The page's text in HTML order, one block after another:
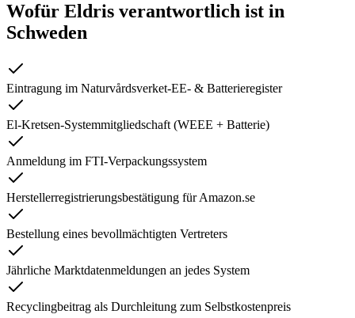
Wofür Eldris verantwortlich ist in
Schweden
Eintragung im Naturvårdsverket-EE- & Batterieregister
El-Kretsen-Systemmitgliedschaft (WEEE + Batterie)
Anmeldung im FTI-Verpackungssystem
Herstellerregistrierungsbestätigung für Amazon.se
Bestellung eines bevollmächtigten Vertreters
Jährliche Marktdatenmeldungen an jedes System
Recyclingbeitrag als Durchleitung zum Selbstkostenpreis